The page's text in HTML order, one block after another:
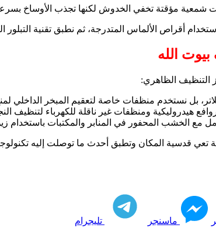
شمعية مؤقتة تخفي الخدوش لكنها تجذب الأوساخ
أقراص الألماس المتدرجة، ثم نطبق تقنية التبلور
الله
التنظيف الظاهري:
بل نستخدم منظفات خاصة لتعقيم المبخر الداخلي لمنع
هيدروليكية ومنظفات غير ناقلة للكهرباء لتنظيف
مع الخشب المحفور في المنابر والمكتبات
تعي قدسية المكان وتطبق أحدث ما توصلت إليه
ماسنجر تليجرام